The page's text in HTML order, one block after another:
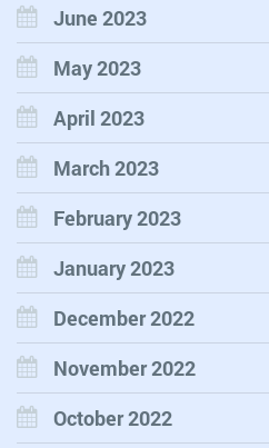
June 2023
May 2023
April 2023
March 2023
February 2023
January 2023
December 2022
November 2022
October 2022